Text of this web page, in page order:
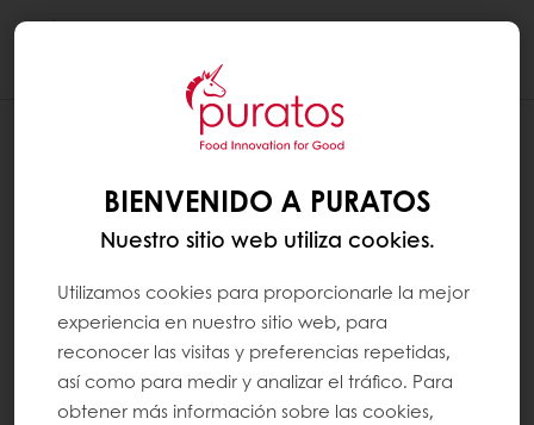
BIENVENIDO A PURATOS
Nuestro sitio web utiliza cookies.
Utilizamos cookies para proporcionarle la mejor
experiencia en nuestro sitio web, para
reconocer las visitas y preferencias repetidas,
así como para medir y analizar el tráfico. Para
obtener más información sobre las cookies,